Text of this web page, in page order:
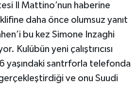
Il Mattino’nun haberine
daha önce olumsuz yanıt
bu kez Simone Inzaghi
Kulübün yeni çalıştırıcısı
yaşındaki santrforla telefonda
ve onu Suudi